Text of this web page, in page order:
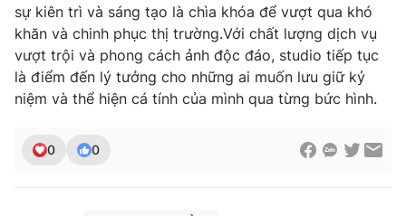
sự kiên trì và sáng tạo là chìa khóa để vượt qua khó
khăn và chinh phục thị trường.Với chất lượng dịch vụ
vượt trội và phong cách ảnh độc đáo, studio tiếp tục
là điểm đến lý tưởng cho những ai muốn lưu giữ kỷ
niệm và thể hiện cá tính của mình qua từng bức hình.
0 0